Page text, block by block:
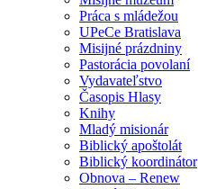
Práca s mládežou
UPeCe Bratislava
Misijné prázdniny
Pastorácia povolaní
Vydavateľstvo
Časopis Hlasy
Knihy
Mladý misionár
Biblický apoštolát
Biblický koordinátor
Obnova – Renew